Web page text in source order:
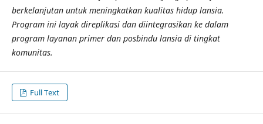
berkelanjutan untuk meningkatkan kualitas hidup lansia.
Program ini layak direplikasi dan diintegrasikan ke dalam
program layanan primer dan posbindu lansia di tingkat
komunitas.
Full Text